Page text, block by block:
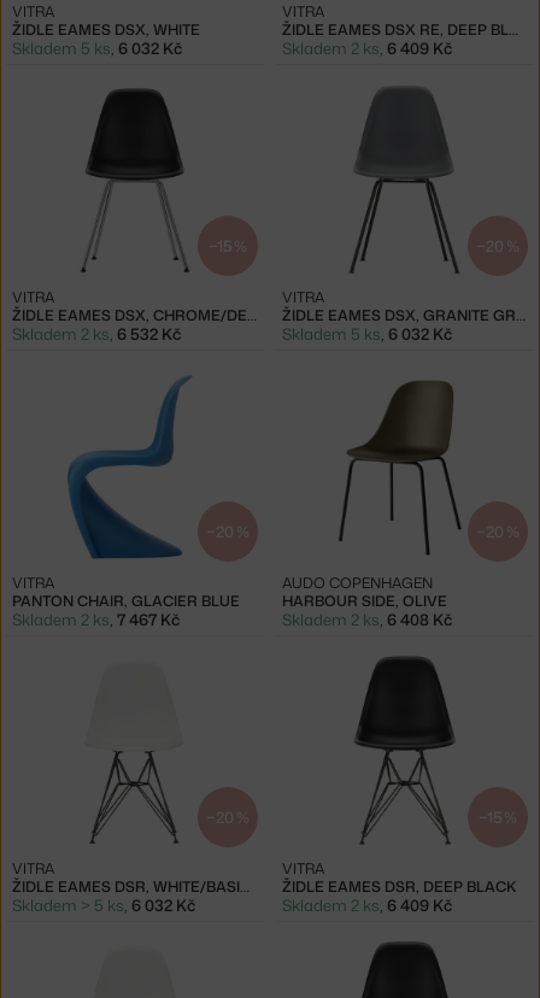
ŽIDLE EAMES DSX, WHITE
VITRA
Skladem 5 ks, 6 032 Kč
ŽIDLE EAMES DSX RE, DEEP BLACK
VITRA
Skladem 2 ks, 6 409 Kč
−15 %
ŽIDLE EAMES DSX, CHROME/DEEP BLACK
VITRA
Skladem 2 ks, 6 532 Kč
−20 %
ŽIDLE EAMES DSX, GRANITE GREY
VITRA
Skladem 5 ks, 6 032 Kč
−20 %
PANTON CHAIR, GLACIER BLUE
VITRA
Skladem 2 ks, 7 467 Kč
−20 %
HARBOUR SIDE, OLIVE
AUDO COPENHAGEN
Skladem 2 ks, 6 408 Kč
−20 %
ŽIDLE EAMES DSR, WHITE/BASIC DARK
VITRA
Skladem > 5 ks, 6 032 Kč
−15 %
ŽIDLE EAMES DSR, DEEP BLACK
VITRA
Skladem 2 ks, 6 409 Kč